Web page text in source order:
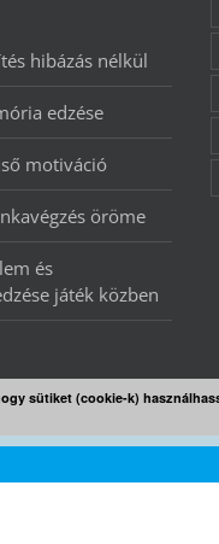
hibázás nélkül
edzése
motiváció
öröme
és
játék közben
sütiket (cookie-k)